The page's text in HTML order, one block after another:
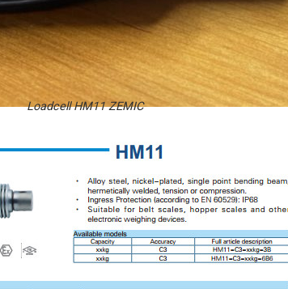
Loadcell HM11 ZEMIC